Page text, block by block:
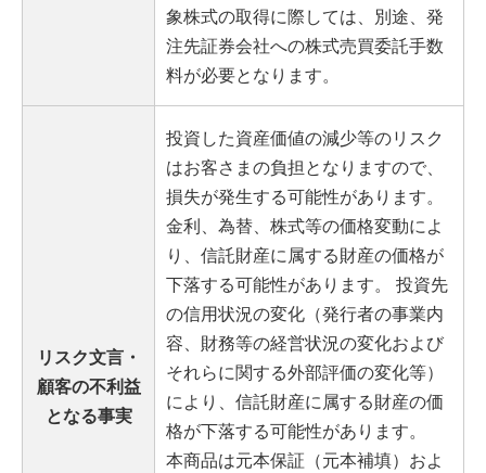
象株式の取得に際しては、別途、発
注先証券会社への株式売買委託手数
料が必要となります。
リスク文言・
顧客の不利益
となる事実
投資した資産価値の減少等のリスク
はお客さまの負担となりますので、
損失が発生する可能性があります。
金利、為替、株式等の価格変動によ
り、信託財産に属する財産の価格が
下落する可能性があります。 投資先
の信用状況の変化（発行者の事業内
容、財務等の経営状況の変化および
それらに関する外部評価の変化等）
により、信託財産に属する財産の価
格が下落する可能性があります。
本商品は元本保証（元本補填）およ